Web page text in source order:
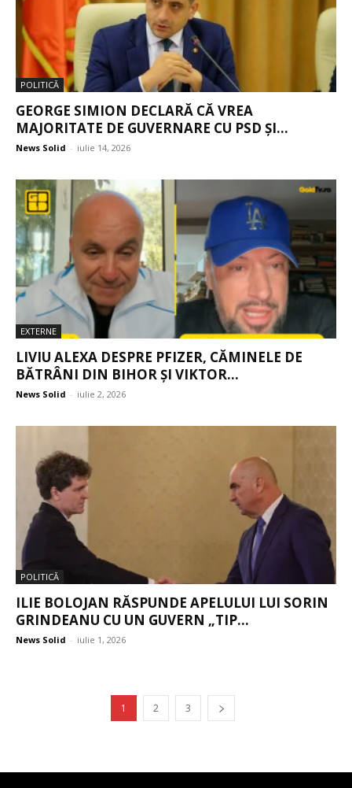
POLITICĂ
GEORGE SIMION DECLARĂ CĂ VREA
MAJORITATE DE GUVERNARE CU PSD ȘI...
News Solid - iulie 14, 2026
EXTERNE
LIVIU ALEXA DESPRE PFIZER, CĂMINELE DE
BĂTRÂNI DIN BIHOR ȘI VIKTOR...
News Solid - iulie 2, 2026
POLITICĂ
ILIE BOLOJAN RĂSPUNDE APELULUI LUI SORIN
GRINDEANU CU UN GUVERN „TIP...
News Solid - iulie 1, 2026
1 2 3